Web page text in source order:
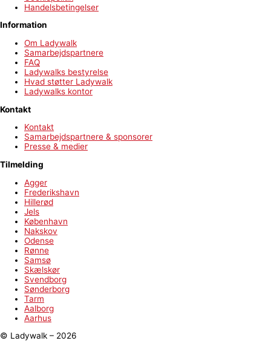
Handelsbetingelser
Information
Om Ladywalk
Samarbejdspartnere
FAQ
Ladywalks bestyrelse
Hvad støtter Ladywalk
Ladywalks kontor
Kontakt
Kontakt
Samarbejdspartnere & sponsorer
Presse & medier
Tilmelding
Agger
Frederikshavn
Hillerød
Jels
København
Nakskov
Odense
Rønne
Samsø
Skælskør
Svendborg
Sønderborg
Tarm
Aalborg
Aarhus
© Ladywalk – 2026